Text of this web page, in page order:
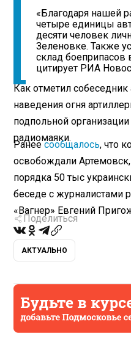
«Благодаря нашей
четыре единицы
десяти человек
Зеленовке. Также
склад боеприпасов
цитирует РИА
Как отметил собеседник
наведения огня
подпольной
радиомаяки.
Ранеесообщалось, что
освобождали
порядка 50 тыс
беседе с журналистами
«Вагнер» Евгений
Поделиться
АКТУАЛЬНО